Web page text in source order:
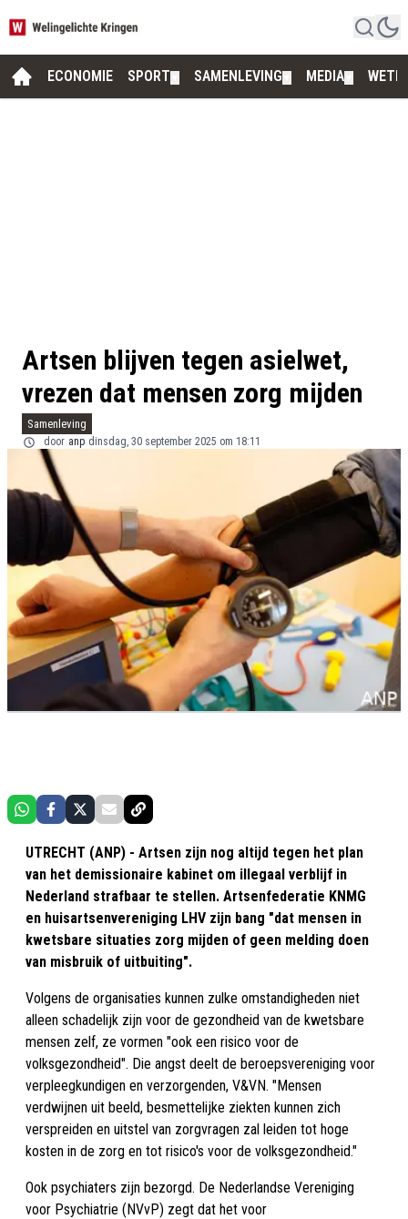
ECONOMIE SPORT SAMENLEVING MEDIA
Artsen blijven tegen asielwet,
vrezen dat mensen zorg mijden
Samenleving
door anp dinsdag, 30 september 2025 om 18:11
UTRECHT (ANP) - Artsen zijn nog altijd tegen het plan
van het demissionaire kabinet om illegaal verblijf in
Nederland strafbaar te stellen. Artsenfederatie KNMG
en huisartsenvereniging LHV zijn bang "dat mensen in
kwetsbare situaties zorg mijden of geen melding doen
van misbruik of uitbuiting".
Volgens de organisaties kunnen zulke omstandigheden niet
alleen schadelijk zijn voor de gezondheid van de kwetsbare
mensen zelf, ze vormen "ook een risico voor de
volksgezondheid". Die angst deelt de beroepsvereniging voor
verpleegkundigen en verzorgenden, V&VN. "Mensen
verdwijnen uit beeld, besmettelijke ziekten kunnen zich
verspreiden en uitstel van zorgvragen zal leiden tot hoge
kosten in de zorg en tot risico's voor de volksgezondheid."
Ook psychiaters zijn bezorgd. De Nederlandse Vereniging
voor Psychiatrie (NVvP) zegt dat het voor